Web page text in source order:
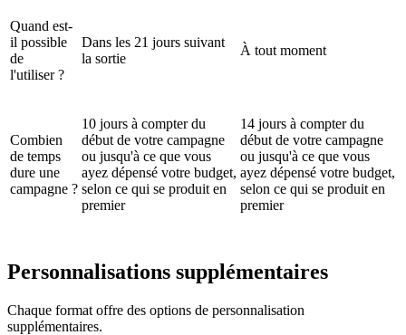
Quand est-
il possible
de
l'utiliser ?
Dans les 21 jours suivant
la sortie
À tout moment
Combien
de temps
dure une
campagne ?
10 jours à compter du
début de votre campagne
ou jusqu'à ce que vous
ayez dépensé votre budget,
selon ce qui se produit en
premier
14 jours à compter du
début de votre campagne
ou jusqu'à ce que vous
ayez dépensé votre budget,
selon ce qui se produit en
premier
Personnalisations supplémentaires
Chaque format offre des options de personnalisation
supplémentaires.